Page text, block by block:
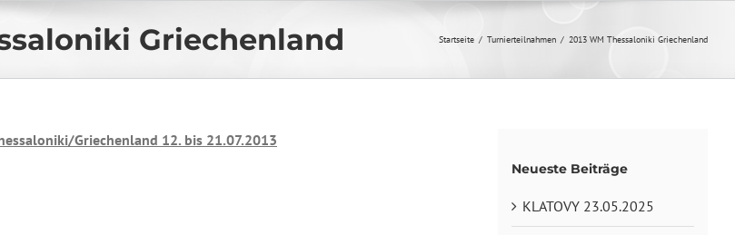
Griechenland Startseite / Turnierteilnahmen / 2013 WM Thessaloniki Griechenland
Griechenland 12. bis 21.07.2013
Neueste Beiträge
KLATOVY 23.05.2025